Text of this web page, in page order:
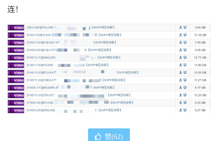
连！
赞(62)